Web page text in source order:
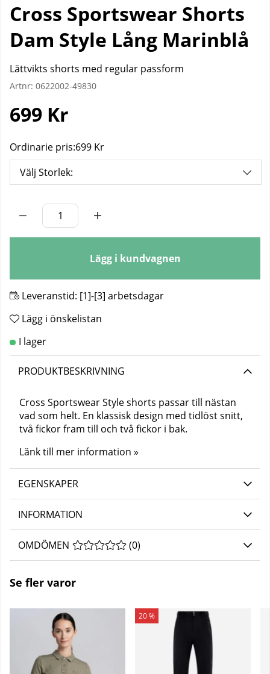
Cross Sportswear Shorts
Dam Style Lång Marinblå
Lättvikts shorts med regular passform
Artnr: 0622002-49830
699 Kr
Ordinarie pris:699 Kr
Välj Storlek:
Lägg i kundvagnen
Leveranstid: [1]-[3] arbetsdagar
Lägg i önskelistan
PRODUKTBESKRIVNING
Cross Sportswear Style shorts passar till nästan
vad som helt. En klassisk design med tidlöst snitt,
två fickor fram till och två fickor i bak.
Länk till mer information »
EGENSKAPER
INFORMATION
OMDÖMEN MEDELBETYG 0 AV 5 ANTAL BETYG 0
(0)
Se fler varor
20 %